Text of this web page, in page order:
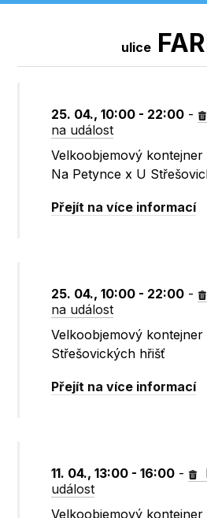
ulice
25. 04., 10:00 - 22:00 -
na událost
Velkoobjemový
Na Petynce x U
Přejít na více informací
25. 04., 10:00 - 22:00 -
na událost
Velkoobjemový
Střešovických hřišť
Přejít na více informací
11. 04., 13:00 - 16:00 -
událost
Velkoobjemový